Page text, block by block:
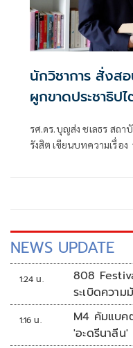
นักวิชาการ สั่งส
ผูกขาดประชาธิป
รศ.ดร.บุญส่ง ชเลธร สถ
รังสิต เขียนบทความเรื่อง
NEWS UPDATE
1:24 น.
808
ระเบิดควา
1:16 น.
M4 คัมแบ
'อะดรีนาลีน'